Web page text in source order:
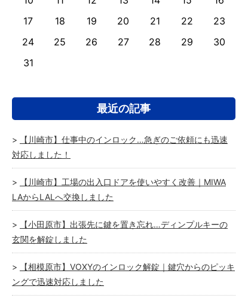
17
18 19 20 21 22
23
24
25 26 27 28 29
30
31
最近の記事
【川崎市】仕事中のインロック…急ぎのご依頼にも迅速
対応しました！
【川崎市】工場の出入口ドアを使いやすく改善｜MIWA
LAからLALへ交換しました
【小田原市】出張先に鍵を置き忘れ…ディンプルキーの
玄関を解錠しました
【相模原市】VOXYのインロック解錠｜鍵穴からのピッキ
ングで迅速対応しました